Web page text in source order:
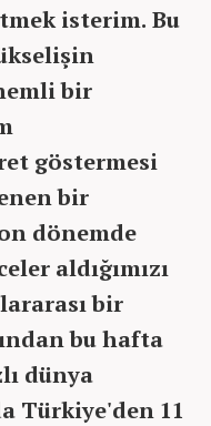
isterim. Bu
bir
göstermesi
bir
dönemde
aldığımızı
bir
bu hafta
dünya
Türkiye'den 11